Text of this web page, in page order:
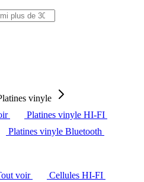
vinyle
Platines vinyle HI-FI
Platines vinyle Bluetooth
voir
Cellules HI-FI